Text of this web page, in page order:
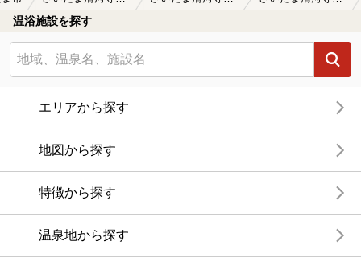
温浴施設を探す
エリアから探す
地図から探す
特徴から探す
温泉地から探す